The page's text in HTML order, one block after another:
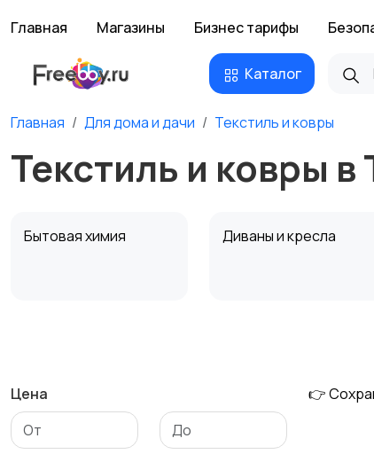
Главная Магазины Бизнес тарифы
Каталог
Главная Для дома и дачи Текстиль и ковры
Текстиль и ковры в
Бытовая химия Диваны и кресла
Столы и стулья Текстиль и ковры
Цена 👉